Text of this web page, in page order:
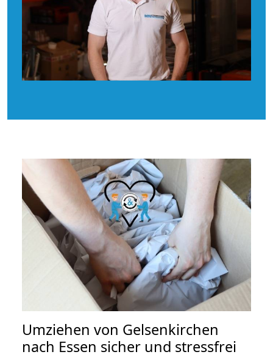
Umziehen von Gelsenkirchen
nach Essen sicher und stressfrei